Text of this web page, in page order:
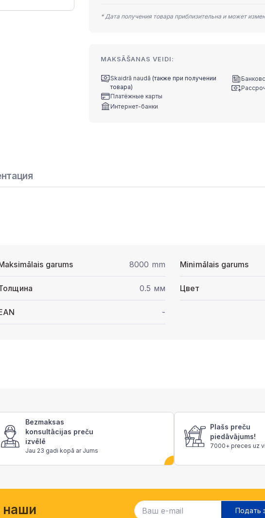
* Дата получения товара приблизительна и может
MAKSĀŠANAS VEIDI:
Skaidrā naudā (также при получении
товара)
Платёжные карты
Интернет-банки
garums 8000 mm Minimālais garums
0.5 мм Цвет
-
Bezmaksas
konsultācijas preču
izvēlē
Jau 23 gadi kopā ar Jums
Plašs preču
piedāvājums!
7000+ preces uz
наши
Подать